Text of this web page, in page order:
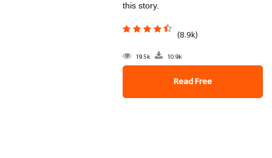
this story.
(8.9k)
19.5k 10.9k
Read Free